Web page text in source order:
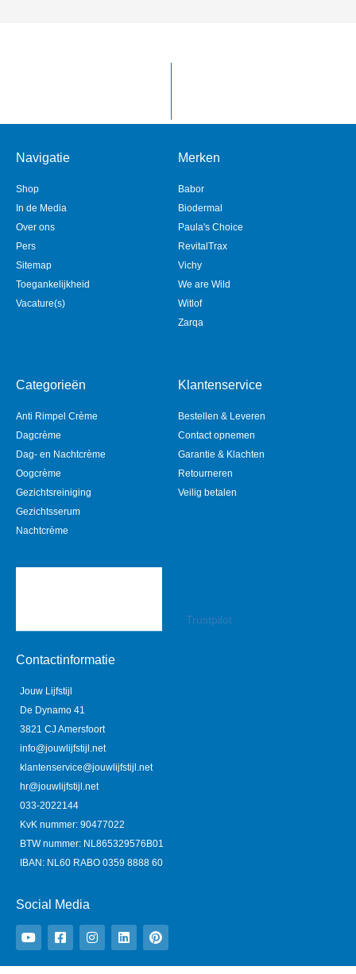
Navigatie
Shop
In de Media
Over ons
Pers
Sitemap
Toegankelijkheid
Vacature(s)
Merken
Babor
Biodermal
Paula's Choice
RevitalTrax
Vichy
We are Wild
Witlof
Zarqa
Categorieën
Anti Rimpel Crème
Dagcrème
Dag- en Nachtcrème
Oogcrème
Gezichtsreiniging
Gezichtsserum
Nachtcrème
Klantenservice
Bestellen & Leveren
Contact opnemen
Garantie & Klachten
Retourneren
Veilig betalen
Trustpilot
Contactinformatie
Jouw Lijfstijl
De Dynamo 41
3821 CJ Amersfoort
info@jouwlijfstijl.net
klantenservice@jouwlijfstijl.net
hr@jouwlijfstijl.net
033-2022144
KvK nummer: 90477022
BTW nummer: NL865329576B01
IBAN: NL60 RABO 0359 8888 60
Social Media
o
u
t
u
a
c
e
b
n
s
t
a
i
n
k
e
i
n
t
e